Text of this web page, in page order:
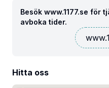
Besök www.1177.se för
avboka tider.
Hitta oss